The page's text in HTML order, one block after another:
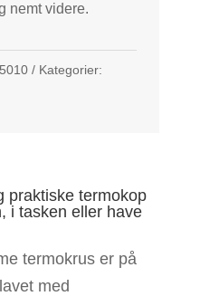
nemt videre.
Kategorier:
praktiske termokop
i tasken eller have
termokrus er på
med